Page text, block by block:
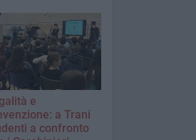
e
a Trani
a confronto